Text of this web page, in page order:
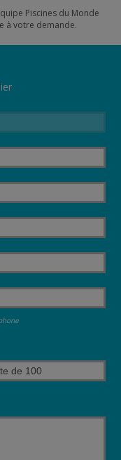
Piscines du Monde
à votre demande.